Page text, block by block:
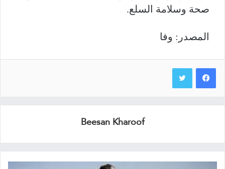
صحة وسلامة السلع.
المصدر: وفا
Beesan Kharoof